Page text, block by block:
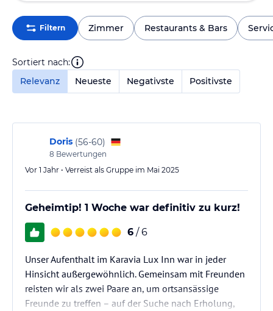
Filtern Zimmer Restaurants & Bars
Sortiert nach:
Relevanz
Neueste Negativste Positivste
Doris (56-60)
8 Bewertungen
Vor 1 Jahr • Verreist als Gruppe im Mai 2025
Geheimtip! 1 Woche war definitiv zu kurz!
6 / 6
Unser Aufenthalt im Karavia Lux Inn war in jeder
Hinsicht außergewöhnlich. Gemeinsam mit Freunden
reisten wir als zwei Paare an, um ortsansässige
Freunde zu treffen – auf der Suche nach Erholung,